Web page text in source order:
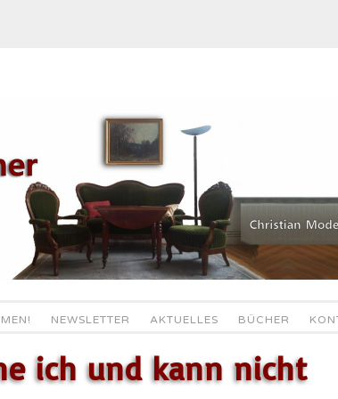
NEWSLETTER AKTUELLES BÜCHER
ich und kann nicht